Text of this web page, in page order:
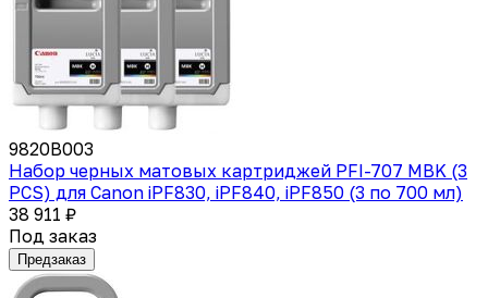
9820B003
Набор черных матовых картриджей PFI-707 MBK (3
PCS) для Canon iPF830, iPF840, iPF850 (3 по 700 мл)
38 911 ₽
Под заказ
Предзаказ